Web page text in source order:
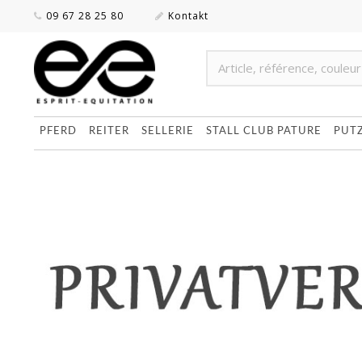
09 67 28 25 80 Kontakt
PFERD REITER SELLERIE STALL CLUB PATURE